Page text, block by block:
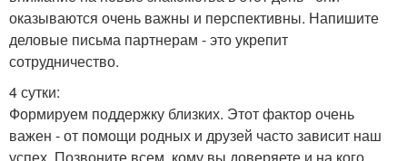
оказываются очень важны и перспективны. Напишите
деловые письма партнерам - это укрепит
сотрудничество.
4 сутки:
Формируем поддержку близких. Этот фактор очень
важен - от помощи родных и друзей часто зависит наш